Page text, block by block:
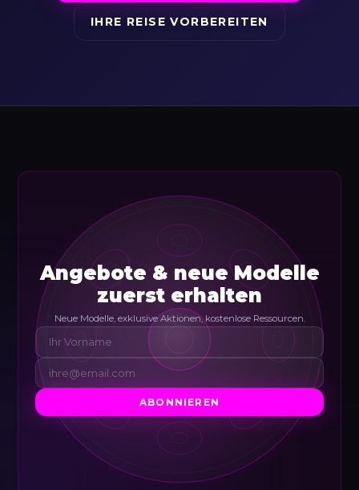
IHRE REISE VORBEREITEN
Angebote & neue Modelle
zuerst erhalten
Neue Modelle, exklusive Aktionen, kostenlose Ressourcen.
ABONNIEREN